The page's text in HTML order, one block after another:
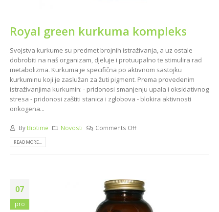
Royal green kurkuma kompleks
Svojstva kurkume su predmet brojnih istraživanja, a uz ostale
dobrobiti na naš organizam, djeluje i protuupalno te stimulira rad
metabolizma. Kurkuma je specifična po aktivnom sastojku
kurkuminu koji je zaslužan za žuti pigment. Prema provedenim
istraživanjima kurkumin: - pridonosi smanjenju upala i oksidativnog
stresa - pridonosi zaštiti stanica i zglobova - blokira aktivnosti
onkogena...
By Biotime Novosti Comments Off
READ MORE...
07
pro